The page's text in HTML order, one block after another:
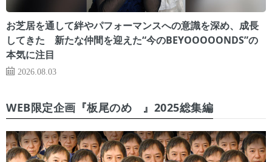
お芝居を通して絆やパフォーマンスへの意識を深め、成長
してきた 新たな仲間を迎えた“今のBEYOOOOONDS”の
本気に注目
2026.08.03
WEB限定企画『板尾のめ゙』2025総集編